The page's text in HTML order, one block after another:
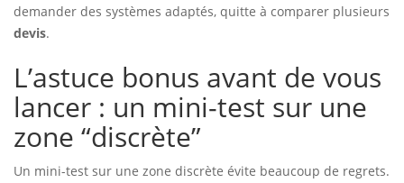
demander des systèmes adaptés, quitte à comparer plusieurs
devis.
L’astuce bonus avant de vous
lancer : un mini-test sur une
zone “discrète”
Un mini-test sur une zone discrète évite beaucoup de regrets.